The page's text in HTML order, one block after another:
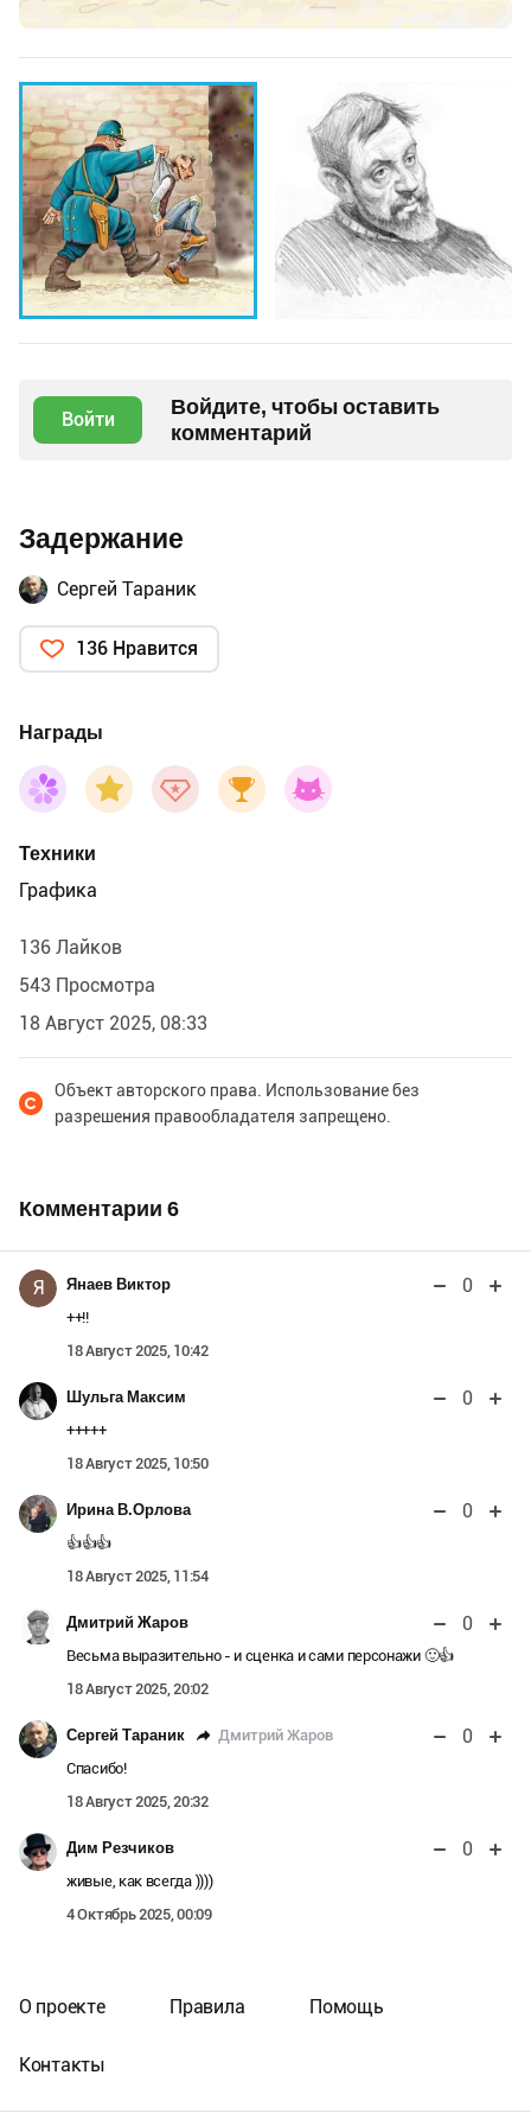
Войти
Войдите, чтобы оставить
комментарий
Задержание
Сергей Тараник
136 Нравится
Награды
Техники
Графика
136 Лайков
543 Просмотра
18 Август 2025, 08:33
Объект авторского права. Использование без
разрешения правообладателя запрещено.
Комментарии 6
Я Янаев Виктор 0
++!!
18 Август 2025, 10:42
Шульга Максим 0
+++++
18 Август 2025, 10:50
Ирина В.Орлова 0
👍👍👍
18 Август 2025, 11:54
Дмитрий Жаров 0
Весьма выразительно - и сценка и сами персонажи 🙂👍
18 Август 2025, 20:02
Сергей Тараник Дмитрий Жаров 0
Спасибо!
18 Август 2025, 20:32
Дим Резчиков 0
живые, как всегда ))))
4 Октябрь 2025, 00:09
О проекте Правила Помощь
Контакты